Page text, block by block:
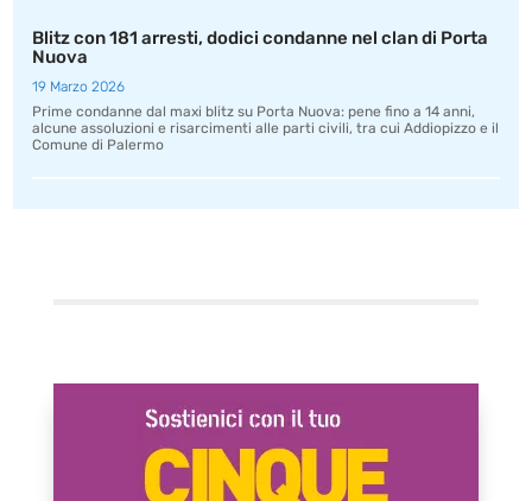
Blitz con 181 arresti, dodici condanne nel clan di Porta
Nuova
19 Marzo 2026
Prime condanne dal maxi blitz su Porta Nuova: pene fino a 14 anni,
alcune assoluzioni e risarcimenti alle parti civili, tra cui Addiopizzo e il
Comune di Palermo